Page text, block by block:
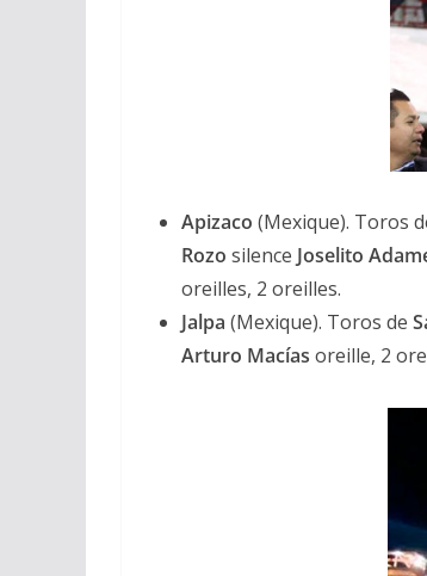
Apizaco (Mexique). Toros
Rozo silence Joselito
oreilles, 2 oreilles.
Jalpa (Mexique). Toros de
Arturo Macías oreille, 2